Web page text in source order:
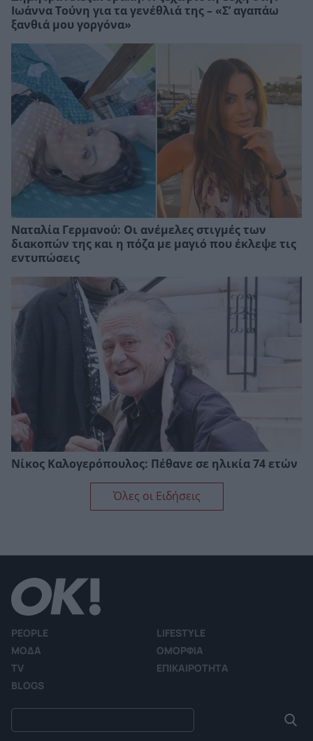
Ιωάννα Τούνη για τα γενέθλιά της – «Σ’ αγαπάω
ξανθιά μου γοργόνα»
Ναταλία Γερμανού: Οι ανέμελες στιγμές των
διακοπών της και η πόζα με μαγιό που έκλεψε τις
εντυπώσεις
Νίκος Καλογερόπουλος: Πέθανε σε ηλικία 74 ετών
Όλες οι Ειδήσεις
PEOPLE
LIFESTYLE
ΜΟΔΑ
ΟΜΟΡΦΙΑ
TV
ΕΠΙΚΑΙΡΟΤΗΤΑ
BLOGS